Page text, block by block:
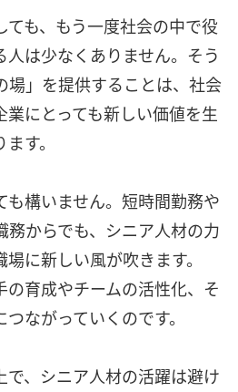
も、もう一度社会の中で役
は少なくありません。そう
場」を提供することは、社会
にとっても新しい価値を生
す。
も構いません。短時間勤務や
務からでも、シニア人材の力
に新しい風が吹きます。
の育成やチームの活性化、そ
ながっていくのです。
で、シニア人材の活躍は避け